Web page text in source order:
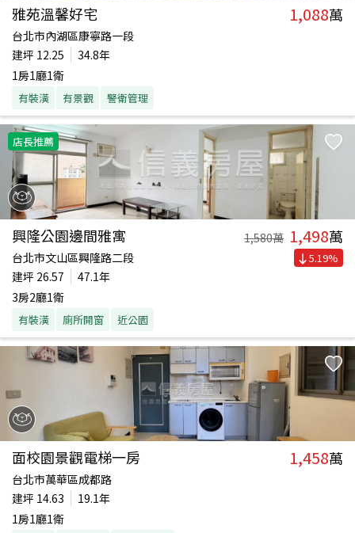
雅苑溫馨好宅 1,088萬
台北市內湖區康寧路一段
建坪 12.25
34.8年
1房1廳1衛
有裝潢 有景觀 警衛管理
店長推薦
興隆公園邊間雅寓 1,580萬 1,498萬
台北市文山區興隆路二段
建坪 26.57
47.1年
3房2廳1衛
有裝潢 廁所開窗 近公園
5.19%
面校園景觀電梯一房 1,458萬
台北市萬華區成都路
建坪 14.63
19.1年
1房1廳1衛